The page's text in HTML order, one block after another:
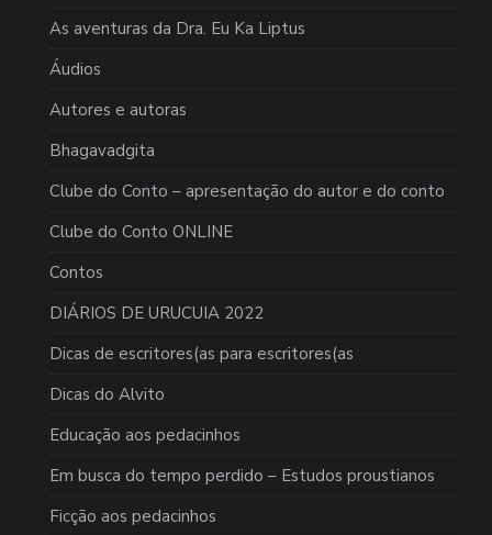
As aventuras da Dra. Eu Ka Liptus
Áudios
Autores e autoras
Bhagavadgita
Clube do Conto – apresentação do autor e do conto
Clube do Conto ONLINE
Contos
DIÁRIOS DE URUCUIA 2022
Dicas de escritores(as para escritores(as
Dicas do Alvito
Educação aos pedacinhos
Em busca do tempo perdido – Estudos proustianos
Ficção aos pedacinhos